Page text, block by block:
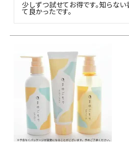
お客さま向け窓口(お問い合わせ)
メディアさま向け窓口
店舗情報
少しずつ試せてお得です。知らな
て良かったです。